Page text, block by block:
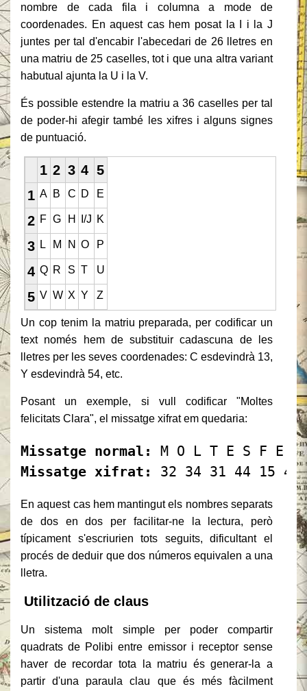
nombre de cada fila i columna a mode de
coordenades. En aquest cas hem posat la I i la J
juntes per tal d'encabir l'abecedari de 26 lletres en
una matriu de 25 caselles, tot i que una altra variant
habutual ajunta la U i la V.
És possible estendre la matriu a 36 caselles per tal
de poder-hi afegir també les xifres i alguns signes
de puntuació.
1 2 3 4 5
1 A B C D E
2 F G H I/J K
3 L M N O P
4 Q R S T U
5 V W X Y Z
Un cop tenim la matriu preparada, per codificar un
text només hem de substituir cadascuna de les
lletres per les seves coordenades: C esdevindrà 13,
Y esdevindrà 54, etc.
Posant un exemple, si vull codificar "Moltes
felicitats Clara", el missatge xifrat em quedaria:
Missatge normal:
Missatge xifrat:
En aquest cas hem mantingut els nombres separats
de dos en dos per facilitar-ne la lectura, però
típicament s'escriurien tots seguits, dificultant el
procés de deduir que dos números equivalen a una
lletra.
Utilització de claus
Un sistema molt simple per poder compartir
quadrats de Polibi entre emissor i receptor sense
haver de recordar tota la matriu és generar-la a
partir d'una paraula clau que és més fàcilment